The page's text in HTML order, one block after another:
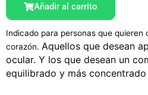
Añadir al carrito
Indicado para personas que quieren
corazón. Aquellos que desean
ocular. Y los que desean un
equilibrado y más